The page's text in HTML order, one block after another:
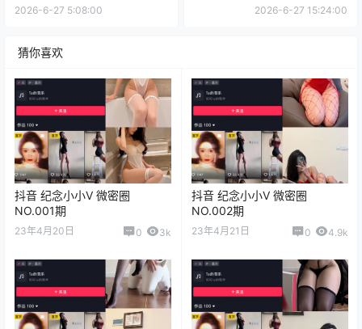
2026-6-27 5:08:00 2026-6-27 15:24:00
猜你喜欢
抖音 纪念小小V 微密圈
NO.001期
23年4月20日 0 3k
抖音 纪念小小V 微密圈
NO.002期
23年4月21日 0 4.9k